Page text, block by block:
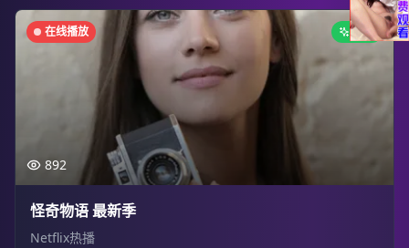
在线播放 新剧
892
怪奇物语 最新季
Netflix热播